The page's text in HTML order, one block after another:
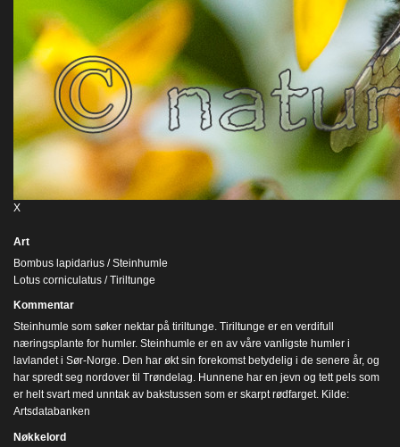
X
Art
Bombus lapidarius / Steinhumle
Lotus corniculatus / Tiriltunge
Kommentar
Steinhumle som søker nektar på tiriltunge. Tiriltunge er en verdifull
næringsplante for humler. Steinhumle er en av våre vanligste humler i
lavlandet i Sør-Norge. Den har økt sin forekomst betydelig i de senere år, og
har spredt seg nordover til Trøndelag. Hunnene har en jevn og tett pels som
er helt svart med unntak av bakstussen som er skarpt rødfarget. Kilde:
Artsdatabanken
Nøkkelord